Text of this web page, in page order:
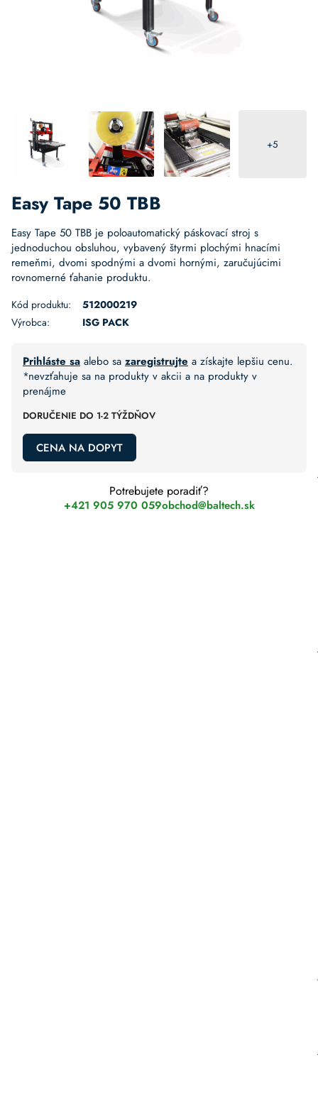
+5
Easy Tape 50 TBB
Easy Tape 50 TBB je poloautomatický páskovací stroj s
jednoduchou obsluhou, vybavený štyrmi plochými hnacími
remeňmi, dvomi spodnými a dvomi hornými, zaručujúcimi
rovnomerné ťahanie produktu.
Kód produktu:
512000219
Výrobca:
ISG PACK
Prihláste sa alebo sa zaregistrujte a získajte lepšiu cenu.
*nevzťahuje sa na produkty v akcii a na produkty v
prenájme
DORUČENIE DO 1-2 TÝŽDŇOV
CENA NA DOPYT
Potrebujete poradiť?
+421 905 970 059obchod@baltech.sk